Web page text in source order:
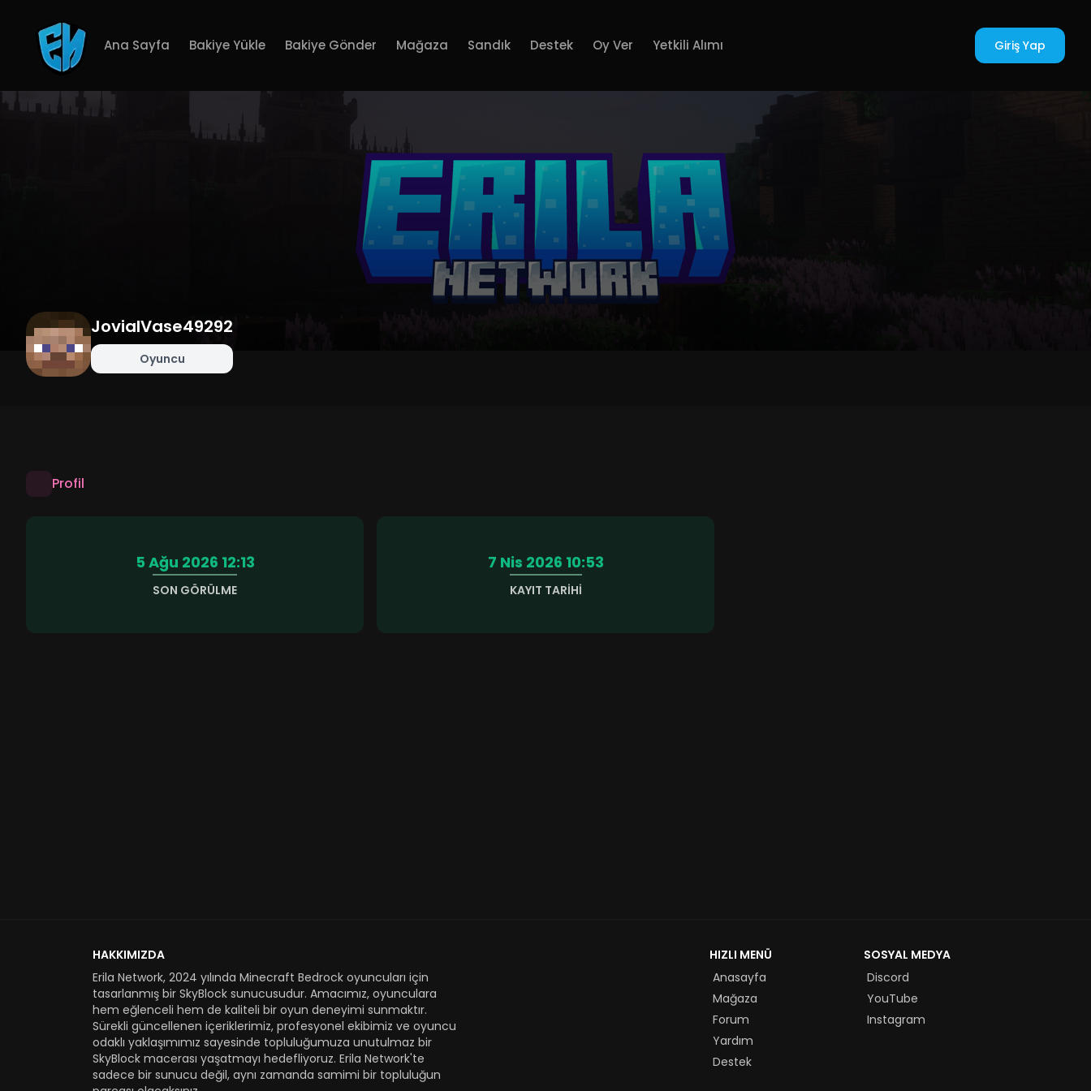
Ana Sayfa Bakiye Yükle Bakiye Gönder Mağaza Sandık Destek Oy Ver Yetkili Alımı Giriş Yap
JovialVase49292
Oyuncu
Profil
5 Ağu 2026 12:13
SON GÖRÜLME
7 Nis 2026 10:53
KAYIT TARIHI
HAKKIMIZDA
Erila Network, 2024 yılında Minecraft Bedrock oyuncuları için
tasarlanmış bir SkyBlock sunucusudur. Amacımız, oyunculara
hem eğlenceli hem de kaliteli bir oyun deneyimi sunmaktır.
Sürekli güncellenen içeriklerimiz, profesyonel ekibimiz ve oyuncu
odaklı yaklaşımımız sayesinde topluluğumuza unutulmaz bir
SkyBlock macerası yaşatmayı hedefliyoruz. Erila Network'te
sadece bir sunucu değil, aynı zamanda samimi bir topluluğun
HIZLI MENÜ
Anasayfa
Mağaza
Forum
Yardım
Destek
SOSYAL MEDYA
Discord
YouTube
Instagram